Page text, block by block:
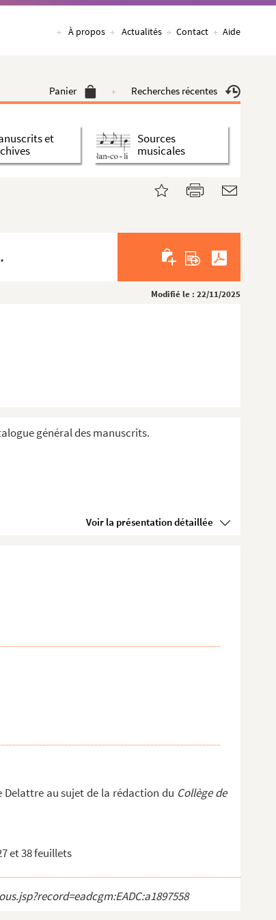
À propos Actualités Contact Aide
Panier Recherches récentes
et
Sources
musicales
Modifié le : 22/11/2025
général des manuscrits.
Voir la présentation détaillée
au sujet de la rédaction du Collège de
et 38 feuillets